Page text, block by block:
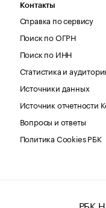
Контакты
Справка по сервису
Поиск по ОГРН
Поиск по ИНН
Статистика и
Источники данных
Источник отчетности
Вопросы и ответы
Политика Cookies РБК
РБК